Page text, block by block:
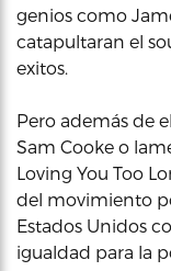
genios como
catapultaran el
exitos.
Pero además de
Sam Cooke o
Loving You Too
del movimiento
Estados Unidos
igualdad para la